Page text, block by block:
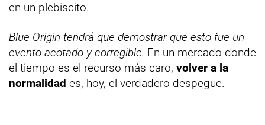
en un plebiscito.
Blue Origin tendrá que demostrar que esto fue un
evento acotado y corregible. En un mercado donde
el tiempo es el recurso más caro, volver a la
normalidad es, hoy, el verdadero despegue.